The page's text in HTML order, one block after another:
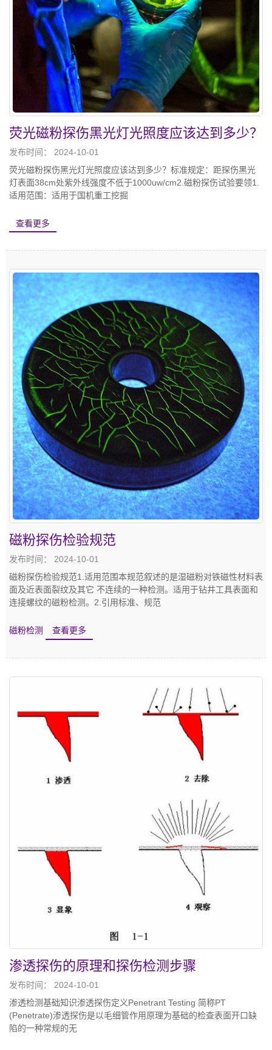
荧光磁粉探伤黑光灯光照度应该达到多少？
发布时间： 2024-10-01
荧光磁粉探伤黑光灯光照度应该达到多少？标准规定：距探伤黑光
灯表面38cm处紫外线强度不低于1000uw/cm2.磁粉探伤试验要领1.
适用范围：适用于国机重工挖掘
查看更多
磁粉探伤检验规范
发布时间： 2024-10-01
磁粉探伤检验规范1.适用范围本规范叙述的是湿磁粉对铁磁性材料表
面及近表面裂纹及其它 不连续的一种检测。适用于钻井工具表面和
连接螺纹的磁粉检测。2.引用标准、规范
磁粉检测 查看更多
渗透探伤的原理和探伤检测步骤
发布时间： 2024-10-01
渗透检测基础知识渗透探伤定义Penetrant Testing 简称PT
(Penetrate)渗透探伤是以毛细管作用原理为基础的检查表面开口缺
陷的一种常规的无